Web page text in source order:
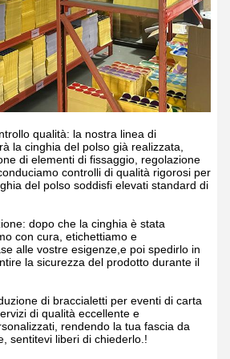
qualità: la nostra linea di
la cinghia del polso già realizzata,
di elementi di fissaggio, regolazione
controlli di qualità rigorosi per
del polso soddisfi elevati standard di
dopo che la cinghia è stata
con cura, etichettiamo e
alle vostre esigenze,e poi spedirlo in
la sicurezza del prodotto durante il
di braccialetti per eventi di carta
di qualità eccellente e
rendendo la tua fascia da
sentitevi liberi di chiederlo.!